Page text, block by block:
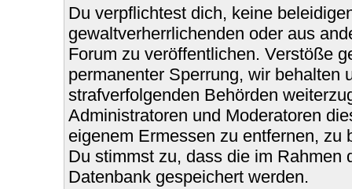
Du verpflichtest dich, keine
gewaltverherrlichenden oder aus
Forum zu veröffentlichen. Verstöße
permanenter Sperrung, wir behalten
strafverfolgenden Behörden
Administratoren und Moderatoren
eigenem Ermessen zu entfernen, zu
Du stimmst zu, dass die im Rahmen
Datenbank gespeichert werden.